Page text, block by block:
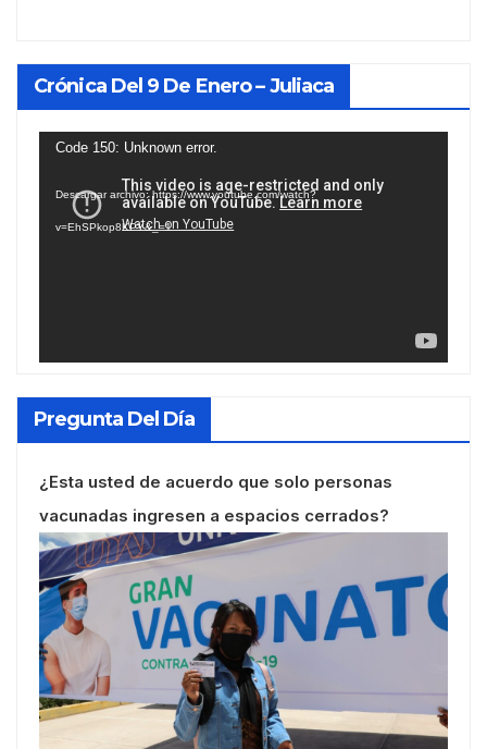
Crónica Del 9 De Enero – Juliaca
Reproductor
vídeo
Code 150: Unknown error.
Descargar archivo: https://www.youtube.com/watch?
v=EhSPkop8KPY&_=1
Pregunta Del Día
¿Esta usted de acuerdo que solo personas
vacunadas ingresen a espacios cerrados?